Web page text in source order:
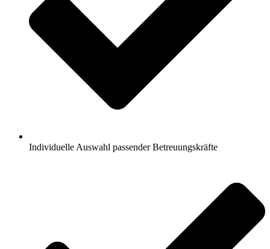
Individuelle Auswahl passender Betreuungskräfte